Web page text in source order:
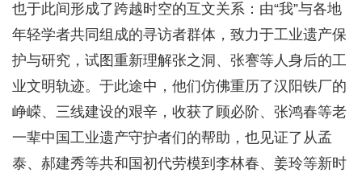
也于此间形成了跨越时空的互文关系：由“我”与各地
年轻学者共同组成的寻访者群体，致力于工业遗产保
护与研究，试图重新理解张之洞、张謇等人身后的工
业文明轨迹。于此途中，他们仿佛重历了汉阳铁厂的
峥嵘、三线建设的艰辛，收获了顾必阶、张鸿春等老
一辈中国工业遗产守护者们的帮助，也见证了从孟
泰、郝建秀等共和国初代劳模到李林春、姜玲等新时